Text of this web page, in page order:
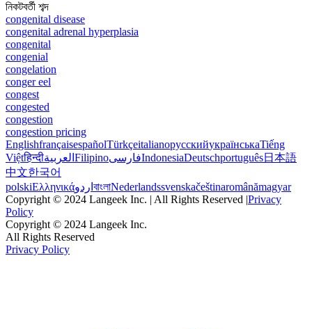
নিকটবর্তী শব্দ
congenital disease
congenital adrenal hyperplasia
congenital
congenial
congelation
conger eel
congest
congested
congestion
congestion pricing
EnglishfrançaisespañolTürkçeitalianoрусскийукраїнськаTiếng
Việtहिन्दीالعربية FilipinoفارسیIndonesiaDeutschportuguês日本語
中文한국어
polskiΕλληνικάاردو বাংলাNederlandssvenskačeštinaromânămagyar
Copyright © 2024 Langeek Inc. | All Rights Reserved |Privacy
Policy
Copyright © 2024 Langeek Inc.
All Rights Reserved
Privacy Policy